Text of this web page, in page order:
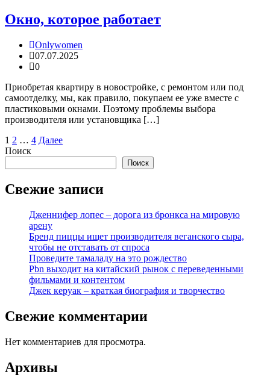
Окно, которое работает
Onlywomen
07.07.2025
0
Приобретая квартиру в новостройке, с ремонтом или под
самоотделку, мы, как правило, покупаем ее уже вместе с
пластиковыми окнами. Поэтому проблемы выбора
производителя или установщика […]
Пагинация
записей
1 2 … 4 Далее
Поиск
Поиск
Свежие записи
Дженнифер лопес – дорога из бронкса на мировую
арену
Бренд пиццы ищет производителя веганского сыра,
чтобы не отставать от спроса
Проведите тамаладу на это рождество
Pbn выходит на китайский рынок с переведенными
фильмами и контентом
Джек керуак – краткая биография и творчество
Свежие комментарии
Нет комментариев для просмотра.
Архивы